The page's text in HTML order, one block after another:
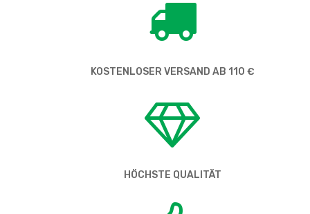
KOSTENLOSER VERSAND AB 110 €
HÖCHSTE QUALITÄT